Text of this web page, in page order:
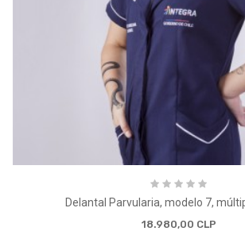
Delantal Parvularia, modelo 7,
18.980,00 CLP